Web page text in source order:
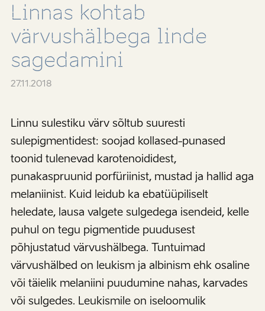
Linnas kohtab
värvushälbega linde
sagedamini
27.11.2018
Linnu sulestiku värv sõltub suuresti
sulepigmentidest: soojad kollased-punased
toonid tulenevad karotenoididest,
punakaspruunid porfüriinist, mustad ja hallid aga
melaniinist. Kuid leidub ka ebatüüpiliselt
heledate, lausa valgete sulgedega isendeid, kelle
puhul on tegu pigmentide puudusest
põhjustatud värvushälbega. Tuntuimad
värvushälbed on leukism ja albinism ehk osaline
või täielik melaniini puudumine nahas, karvades
või sulgedes. Leukismile on iseloomulik